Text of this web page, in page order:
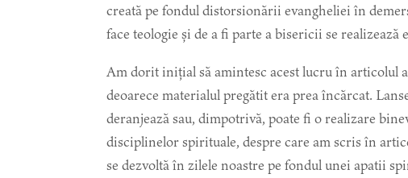
creată pe fondul distorsionării evangheliei în
face teologie și de a fi parte a bisericii se realizează
Am dorit inițial să amintesc acest lucru în articolul
deoarece materialul pregătit era prea încărcat.
deranjează sau, dimpotrivă, poate fi o realizare
disciplinelor spirituale, despre care am scris în
se dezvoltă în zilele noastre pe fondul unei apatii